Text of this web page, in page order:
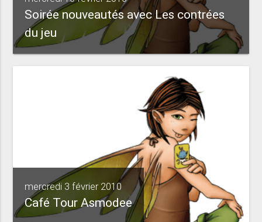
Soirée nouveautés avec Les contrées
du jeu
mercredi 3 février 2010
Café Tour Asmodee